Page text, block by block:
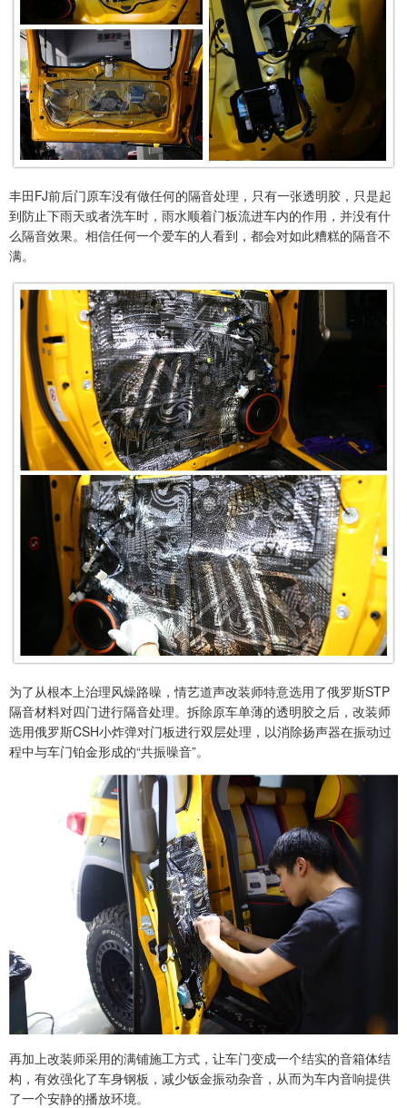
丰田FJ前后门原车没有做任何的隔音处理，只有一张透明胶，只是起
到防止下雨天或者洗车时，雨水顺着门板流进车内的作用，并没有什
么隔音效果。相信任何一个爱车的人看到，都会对如此糟糕的隔音不
满。
为了从根本上治理风燥路噪，情艺道声改装师特意选用了俄罗斯STP
隔音材料对四门进行隔音处理。拆除原车单薄的透明胶之后，改装师
选用俄罗斯CSH小炸弹对门板进行双层处理，以消除扬声器在振动过
程中与车门铂金形成的“共振噪音”。
再加上改装师采用的满铺施工方式，让车门变成一个结实的音箱体结
构，有效强化了车身钢板，减少钣金振动杂音，从而为车内音响提供
了一个安静的播放环境。